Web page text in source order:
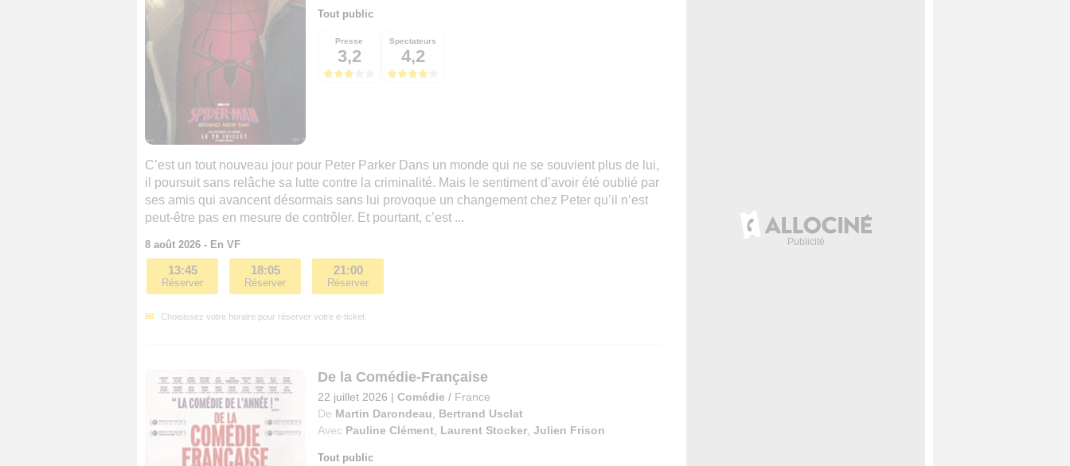
Tout public
Presse
3,2
Spectateurs
4,2
C’est un tout nouveau jour pour Peter Parker Dans un monde qui ne se souvient plus de lui,
il poursuit sans relâche sa lutte contre la criminalité. Mais le sentiment d’avoir été oublié par
ses amis qui avancent désormais sans lui provoque un changement chez Peter qu’il n’est
peut-être pas en mesure de contrôler. Et pourtant, c’est ...
8 août 2026 - En VF
13:45
Réserver
18:05
Réserver
21:00
Réserver
Choisissez votre horaire pour réserver votre e-ticket.
De la Comédie-Française
22 juillet 2026 | Comédie / France
De Martin Darondeau, Bertrand Usclat
Avec Pauline Clément, Laurent Stocker, Julien Frison
Tout public